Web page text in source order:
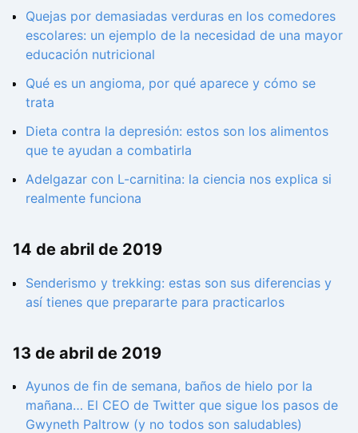
Quejas por demasiadas verduras en los comedores
escolares: un ejemplo de la necesidad de una mayor
educación nutricional
Qué es un angioma, por qué aparece y cómo se
trata
Dieta contra la depresión: estos son los alimentos
que te ayudan a combatirla
Adelgazar con L-carnitina: la ciencia nos explica si
realmente funciona
14 de abril de 2019
Senderismo y trekking: estas son sus diferencias y
así tienes que prepararte para practicarlos
13 de abril de 2019
Ayunos de fin de semana, baños de hielo por la
mañana… El CEO de Twitter que sigue los pasos de
Gwyneth Paltrow (y no todos son saludables)